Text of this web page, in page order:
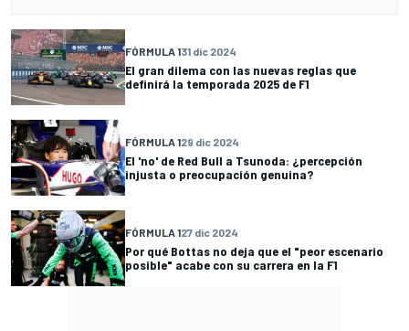
FÓRMULA 131 dic 2024
El gran dilema con las nuevas reglas que
definirá la temporada 2025 de F1
FÓRMULA 129 dic 2024
El 'no' de Red Bull a Tsunoda: ¿percepción
injusta o preocupación genuina?
FÓRMULA 127 dic 2024
Por qué Bottas no deja que el "peor escenario
posible" acabe con su carrera en la F1